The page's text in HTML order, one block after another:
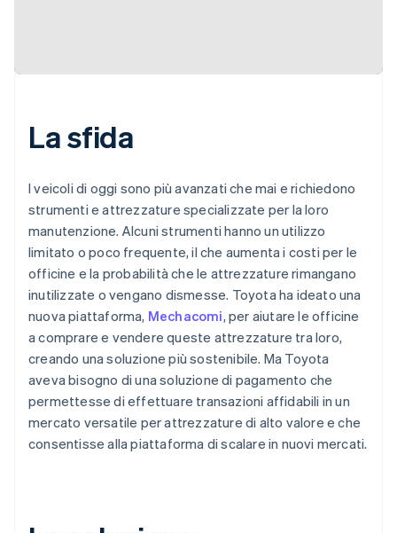
La sfida
I veicoli di oggi sono più avanzati che mai e richiedono
strumenti e attrezzature specializzate per la loro
manutenzione. Alcuni strumenti hanno un utilizzo
limitato o poco frequente, il che aumenta i costi per le
officine e la probabilità che le attrezzature rimangano
inutilizzate o vengano dismesse. Toyota ha ideato una
nuova piattaforma, Mechacomi, per aiutare le officine
a comprare e vendere queste attrezzature tra loro,
creando una soluzione più sostenibile. Ma Toyota
aveva bisogno di una soluzione di pagamento che
permettesse di effettuare transazioni affidabili in un
mercato versatile per attrezzature di alto valore e che
consentisse alla piattaforma di scalare in nuovi mercati.